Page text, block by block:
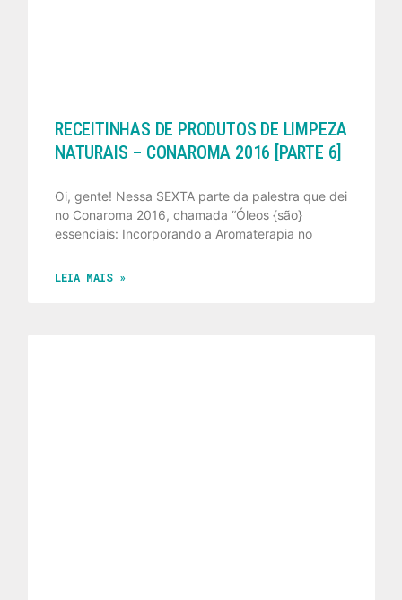
RECEITINHAS DE PRODUTOS DE LIMPEZA
NATURAIS – CONAROMA 2016 [PARTE 6]
Oi, gente! Nessa SEXTA parte da palestra que dei
no Conaroma 2016, chamada “Óleos {são}
essenciais: Incorporando a Aromaterapia no
LEIA MAIS »